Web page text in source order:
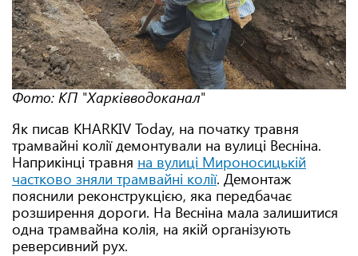
Фото: КП "Харківводоканал"
Як писав KHARKIV Today, на початку травня
трамвайні колії демонтували на вулиці Весніна.
Наприкінці травня на вулиці Мироносицькій
частково зняли трамвайні колії. Демонтаж
пояснили реконструкцією, яка передбачає
розширення дороги. На Весніна мала залишитися
одна трамвайна колія, на якій організують
реверсивний рух.